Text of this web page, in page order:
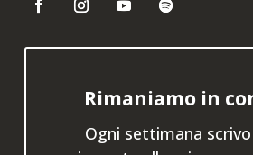
Rimaniamo in
Ogni settimana